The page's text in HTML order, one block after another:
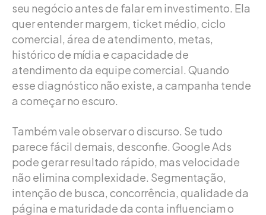
seu negócio antes de falar em investimento. Ela
quer entender margem, ticket médio, ciclo
comercial, área de atendimento, metas,
histórico de mídia e capacidade de
atendimento da equipe comercial. Quando
esse diagnóstico não existe, a campanha tende
a começar no escuro.
Também vale observar o discurso. Se tudo
parece fácil demais, desconfie. Google Ads
pode gerar resultado rápido, mas velocidade
não elimina complexidade. Segmentação,
intenção de busca, concorrência, qualidade da
página e maturidade da conta influenciam o